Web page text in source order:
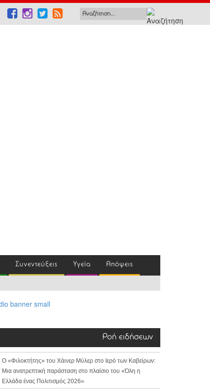
Συνεντεύξεις Υγεία Απόψεις
Ροή ειδήσεων
Ο «Φιλοκτήτης» του Χάινερ Μύλερ στο Ιερό των Καβείρων:
Μια ανατρεπτική παράσταση στο πλαίσιο του «Όλη η
Ελλάδα ένας Πολιτισμός 2026»